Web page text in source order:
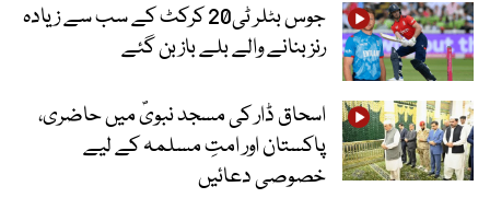
جوس بٹلر ٹی20 کرکٹ کے سب سے زیادہ
رنز بنانے والے بلے باز بن گئے
اسحاق ڈار کی مسجد نبویؐ میں حاضری،
پاکستان اور امتِ مسلمہ کے لیے
خصوصی دعائیں